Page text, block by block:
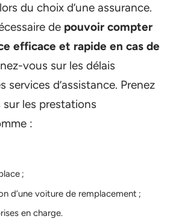
du choix d’une assurance.
de pouvoir compter
efficace et rapide en cas de
vous sur les délais
services d’assistance. Prenez
les prestations
:
;
d’une voiture de remplacement ;
en charge.